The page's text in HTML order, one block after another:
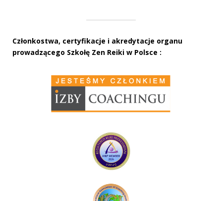
Członkostwa, certyfikacje i akredytacje organu
prowadzącego Szkołę Zen Reiki w Polsce :